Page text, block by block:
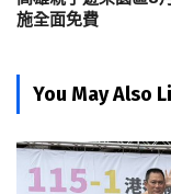
施全面免費
You May Also